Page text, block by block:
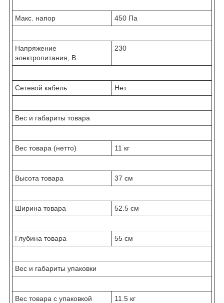
Макс. напор 450 Па
Напряжение
электропитания, В
230
Сетевой кабель Нет
Вес и габариты товара
Вес товара (нетто) 11 кг
Высота товара 37 см
Ширина товара 52.5 см
Глубина товара 55 см
Вес и габариты упаковки
Вес товара с упаковкой
11.5 кг